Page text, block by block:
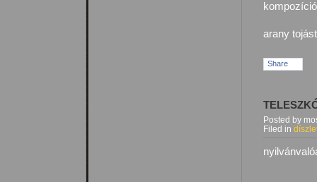
arany
Share
Posted by
Filed in